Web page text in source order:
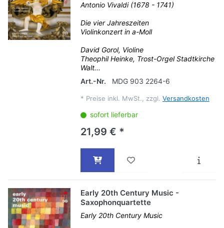
Antonio Vivaldi (1678 - 1741)
Die vier Jahreszeiten
Violinkonzert in a-Moll
David Gorol, Violine
Theophil Heinke, Trost-Orgel Stadtkirche
Walt...
Art.-Nr.
MDG 903 2264-6
* Preise inkl. MwSt., zzgl. Versandkosten
sofort lieferbar
21,99 € *
Early 20th Century Music -
Saxophonquartette
Early 20th Century Music